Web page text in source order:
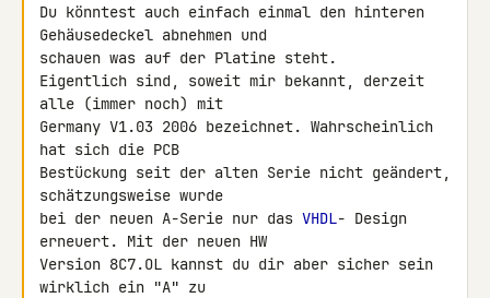
Du könntest auch einfach einmal den hinteren
Gehäusedeckel abnehmen und
schauen was auf der Platine steht.
Eigentlich sind, soweit mir bekannt, derzeit
alle (immer noch) mit
Germany V1.03 2006 bezeichnet. Wahrscheinlich
hat sich die PCB
Bestückung seit der alten Serie nicht geändert,
schätzungsweise wurde
bei der neuen A-Serie nur das VHDL- Design
erneuert. Mit der neuen HW
Version 8C7.OL kannst du dir aber sicher sein
wirklich ein "A" zu